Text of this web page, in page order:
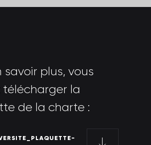
savoir p us, vous
té écharger la
tte de la charte :